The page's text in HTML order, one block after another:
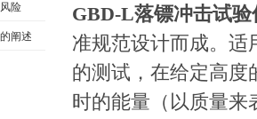
险
阐述
GBD-L落镖冲击试验
准规范设计而成。适
的测试，在给定高度
时的能量（以质量来